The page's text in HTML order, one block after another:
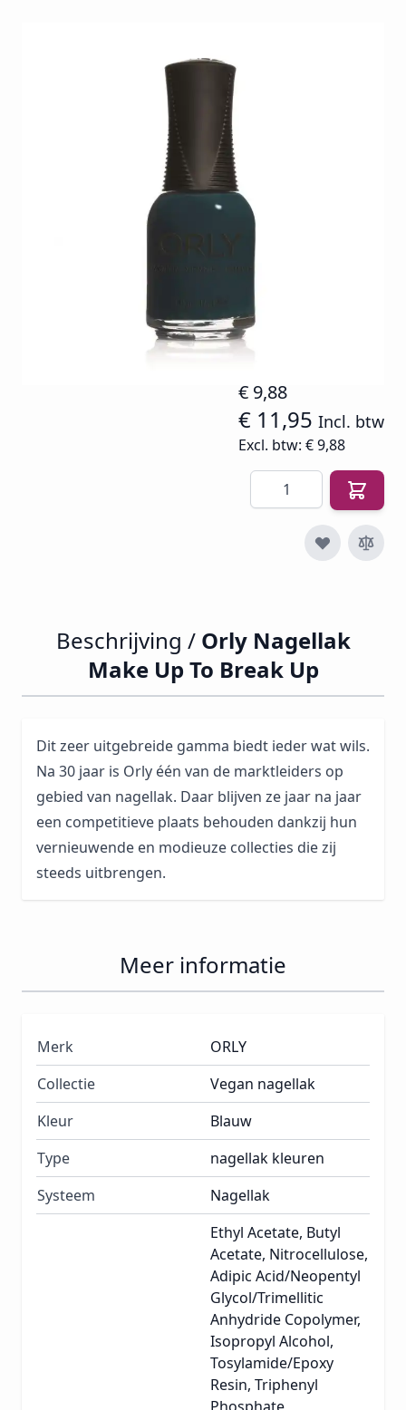
Dit zeer uitgebreide gamma biedt ieder wat wils. Na
30 jaar is Orly één van de marktleiders op gebied
van nagellak. Daar blijven ze jaar na jaar een
competitieve plaats behouden dankzij hun
vernieuwende en modieuze collecties die zij steeds
O-NP-20864
€ 14,94
€ 9,88
€ 11,95 Incl. btw
Excl. btw: € 9,88
Aantal
Beschrijving / Orly Nagellak
Make Up To Break Up
Dit zeer uitgebreide gamma biedt ieder wat wils.
Na 30 jaar is Orly één van de marktleiders op
gebied van nagellak. Daar blijven ze jaar na jaar
een competitieve plaats behouden dankzij hun
vernieuwende en modieuze collecties die zij
steeds uitbrengen.
Meer informatie
Merk
ORLY
Collectie
Vegan nagellak
Kleur
Blauw
Type
nagellak kleuren
Systeem
Nagellak
Ethyl Acetate, Butyl
Acetate, Nitrocellulose,
Adipic Acid/Neopentyl
Glycol/Trimellitic
Anhydride Copolymer,
Isopropyl Alcohol,
Tosylamide/Epoxy
Resin, Triphenyl